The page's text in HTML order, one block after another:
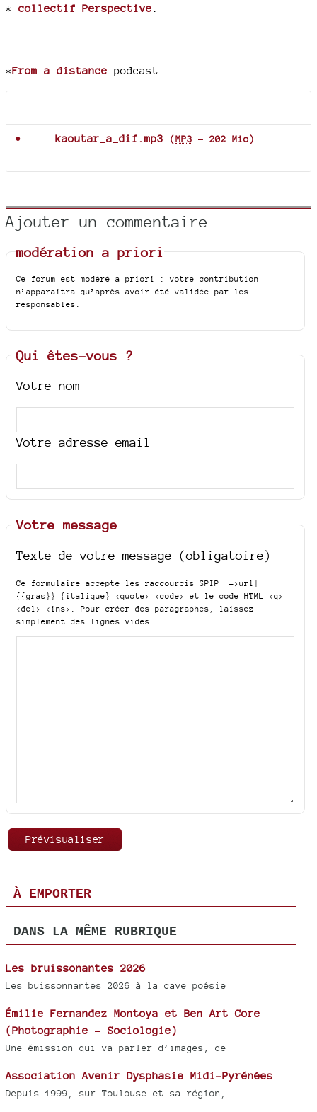
* collectif Perspective
*From a distance podcast.
kaoutar_a_dif.mp3 (MP3 - 202 Mio)
Ajouter un commentaire
modération a priori
Ce forum est modéré a priori : votre contribution
n’apparaîtra qu’après avoir été validée par les
responsables.
Qui êtes-vous ?
Votre nom
Votre adresse email
Votre message
Texte de votre message (obligatoire)
Ce formulaire accepte les raccourcis SPIP
[->url]
{{gras}} {italique} <quote> <code>
et le code HTML <q>
<del> <ins>
. Pour créer des paragraphes, laissez
simplement des lignes vides.
À EMPORTER
DANS LA MÊME RUBRIQUE
Les bruissonantes 2026
Les buissonnantes 2026 à la cave poésie
Émilie Fernandez Montoya et Ben Art Core
(Photographie - Sociologie)
Une émission qui va parler d’images, de
Association Avenir Dysphasie Midi-Pyrénées
Depuis 1999, sur Toulouse et sa région,